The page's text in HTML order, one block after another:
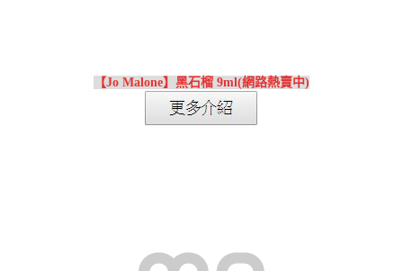
【Jo Malone】黑石榴 9ml(網路熱賣中)